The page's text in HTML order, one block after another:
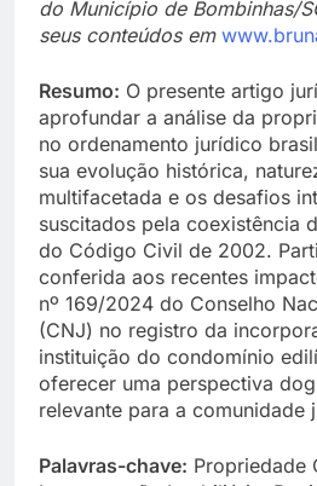
do Município de Bombinhas/
seus conteúdos em
Resumo: O presente artigo
aprofundar a análise da
no ordenamento jurídico
sua evolução histórica,
multifacetada e os desafios
suscitados pela coexistência
do Código Civil de 2002.
conferida aos recentes
nº 169/2024 do Conselho
(CNJ) no registro da
instituição do condomínio
oferecer uma perspectiva
relevante para a comunidade
Palavras-chave: Propriedade